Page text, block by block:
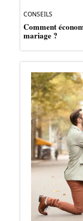
CONSEILS
Comment
mariage ?